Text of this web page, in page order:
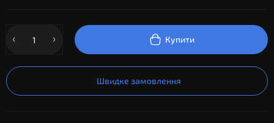
Купити
Швидке замовлення